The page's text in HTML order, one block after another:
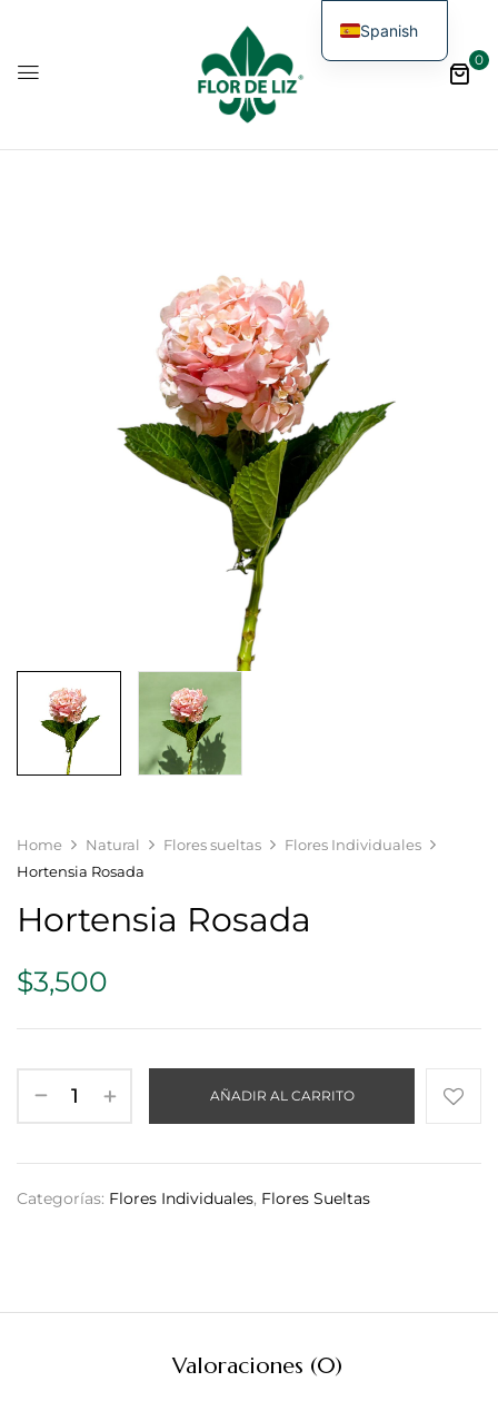
0
Home Natural Flores sueltas
Flores Individuales
Hortensia Rosada
Hortensia Rosada
$3,500
AÑADIR AL CARRITO
Categorías: Flores Individuales, Flores Sueltas
Valoraciones (0)
Spanish